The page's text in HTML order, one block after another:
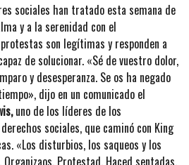
sociales han tratado esta semana de
y a la serenidad con el
son legítimas y responden a
de solucionar. «Sé de vuestro dolor,
y desesperanza. Se os ha negado
dijo en un comunicado el
uno de los líderes de los
sociales, que caminó con King
«Los disturbios, los saqueos y los
Protestad. Haced sentadas.